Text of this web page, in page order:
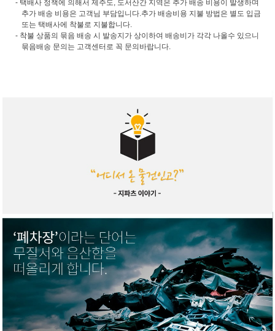
- 택배사 정책에 의해서 제주도, 도서산간 지역은 추가 배송 비용이 발생하며
추가 배송 비용은 고객님 부담입니다.추가 배송비용 지불 방법은 별도 입금
또는 택배사에 착불로 지불합니다.
- 착불 상품의 묶음 배송 시 발송지가 상이하여 배송비가 각각 나올수 있으니
묶음배송 문의는 고객센터로 꼭 문의바랍니다.